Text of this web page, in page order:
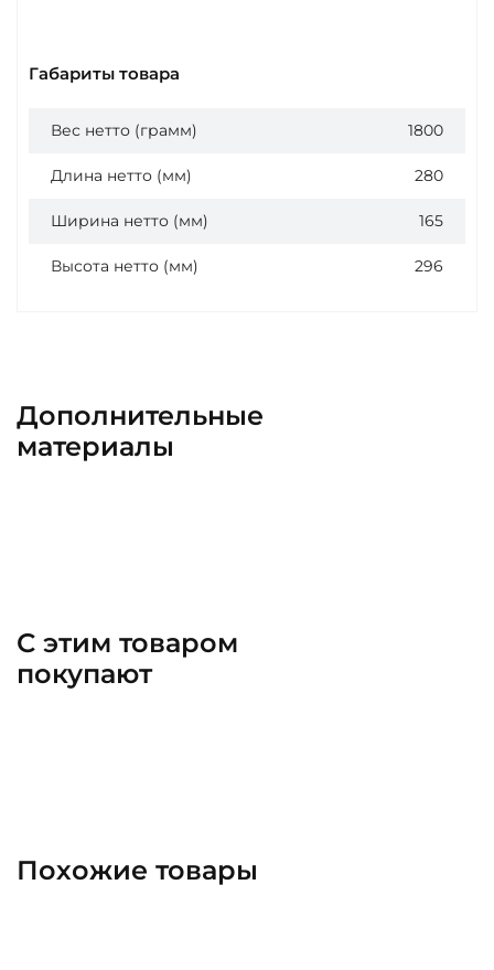
Габариты товара
Вес нетто (грамм) 1800
Длина нетто (мм) 280
Ширина нетто (мм) 165
Высота нетто (мм) 296
Дополнительные
материалы
С этим товаром
покупают
Похожие товары